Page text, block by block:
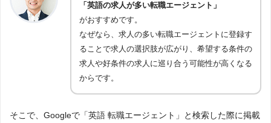
「英語の求人が多い転職エージェント」
がおすすめです。
なぜなら、求人の多い転職エージェントに登録す
ることで求人の選択肢が広がり、希望する条件の
求人や好条件の求人に巡り合う可能性が高くなる
からです。
そこで、Googleで「英語 転職エージェント」と検索した際に掲載